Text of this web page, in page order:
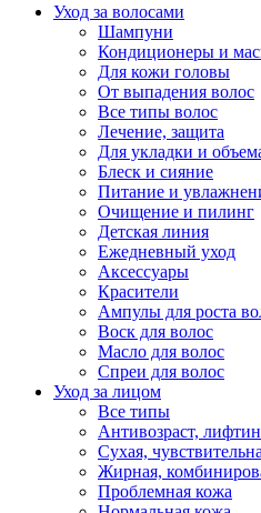
Уход за волосами
Шампуни
Кондиционеры и
Для кожи головы
От выпадения волос
Все типы волос
Лечение, защита
Для укладки и
Блеск и сияние
Питание и
Очищение и пилинг
Детская линия
Ежедневный уход
Аксессуары
Красители
Ампулы для роста
Воск для волос
Масло для волос
Спреи для волос
Уход за лицом
Все типы
Антивозраст,
Сухая,
Жирная,
Проблемная кожа